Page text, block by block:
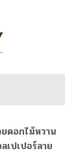
ดอกไม้หวาน
เปเปอร์ลาย